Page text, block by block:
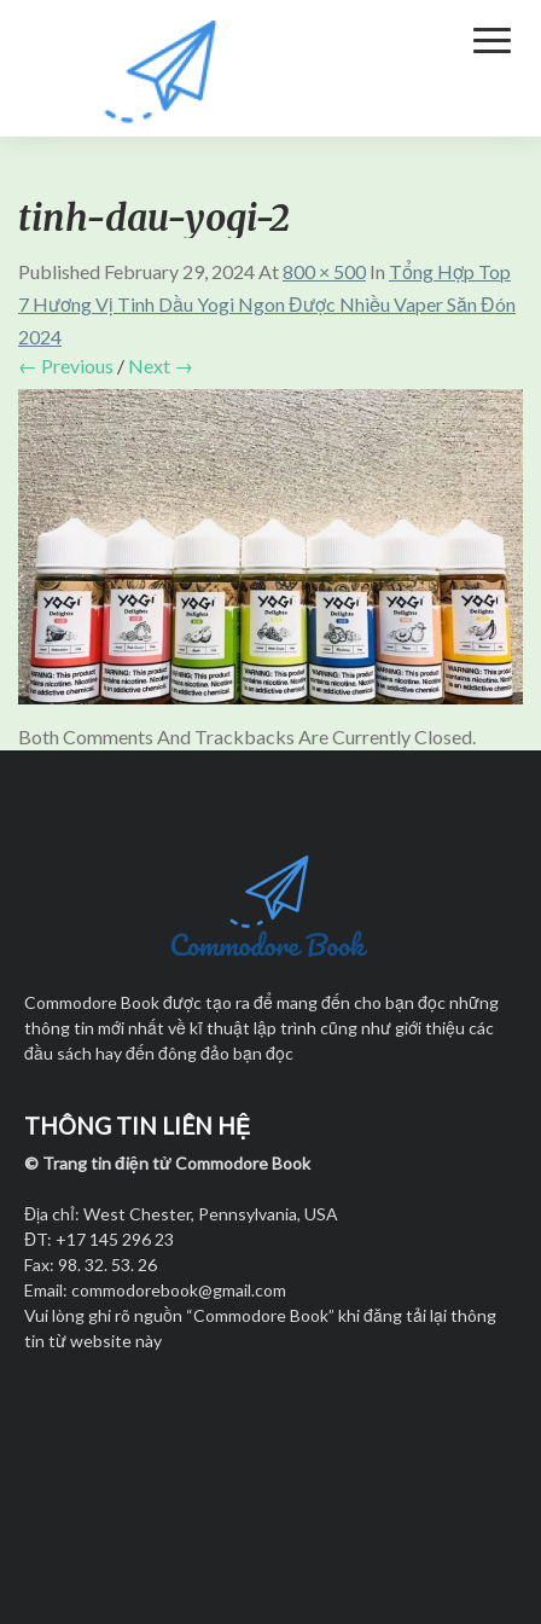
tinh-dau-yogi-2
Published February 29, 2024At800 × 500 In Tổng Hợp Top
7 Hương Vị Tinh Dầu Yogi Ngon Được Nhiều Vaper Săn Đón
2024
← Previous / Next →
Both Comments And Trackbacks Are Currently Closed.
Commodore Book được tạo ra để mang đến cho bạn đọc những
thông tin mới nhất về kĩ thuật lập trình cũng như giới thiệu các
đầu sách hay đến đông đảo bạn đọc
THÔNG TIN LIÊN HỆ
© Trang tin điện tử Commodore Book
Địa chỉ: West Chester, Pennsylvania, USA
ĐT: +17 145 296 23
Fax: 98. 32. 53. 26
Email: commodorebook@gmail.com
Vui lòng ghi rõ nguồn “Commodore Book” khi đăng tải lại thông
tin từ website này